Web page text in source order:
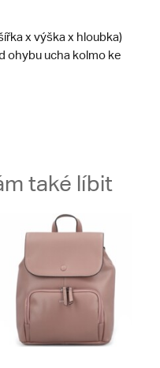
x výška x hloubka)
ohybu ucha kolmo ke
také líbit